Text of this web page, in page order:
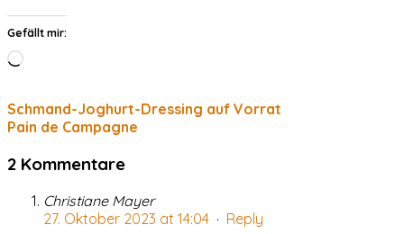
Gefällt mir:
Wird
Schmand-Joghurt-Dressing auf Vorrat
Pain de Campagne
2 Kommentare
Christiane Mayer
27. Oktober 2023 at 14:04 · Reply